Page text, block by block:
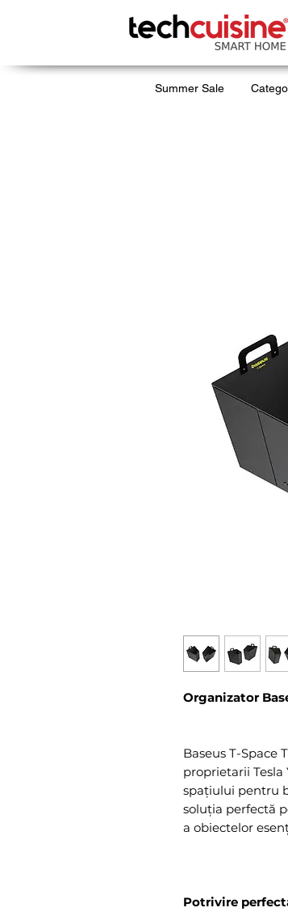
Summer Sale
Organizator
Baseus T-Space
proprietarii
spațiului pentru
soluția perfectă
a obiectelor
Potrivire